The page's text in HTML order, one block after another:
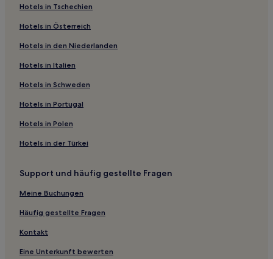
Gasthäuser in Hung-Hom-Promenade
Ferienwohnungen in Hong Kong Insel
Gasthöfe in Hong Kong Insel
Gasthäuser in Haberdashery Street Market
Gasthäuser in Tai Yuen Street Toy Market
Gasthäuser in Tai Ping Shan Street
Hostels in Kowloon
Gasthäuser in Kowloon
Günstige nahe Tai Ping Shan Street
Lgbtqia-Freundliche in Kowloon
Hotels mit Shoppingmöglichkeit in Kowloon
Familien in Hong Kong Insel
Haustierfreundliche in Hong Kong Insel
Hotels in Tschechien
Hotels in Österreich
Hotels in den Niederlanden
Hotels in Italien
Hotels in Schweden
Hotels in Portugal
Hotels in Polen
Hotels in der Türkei
Support und häufig gestellte Fragen
Meine Buchungen
Häufig gestellte Fragen
Kontakt
Eine Unterkunft bewerten